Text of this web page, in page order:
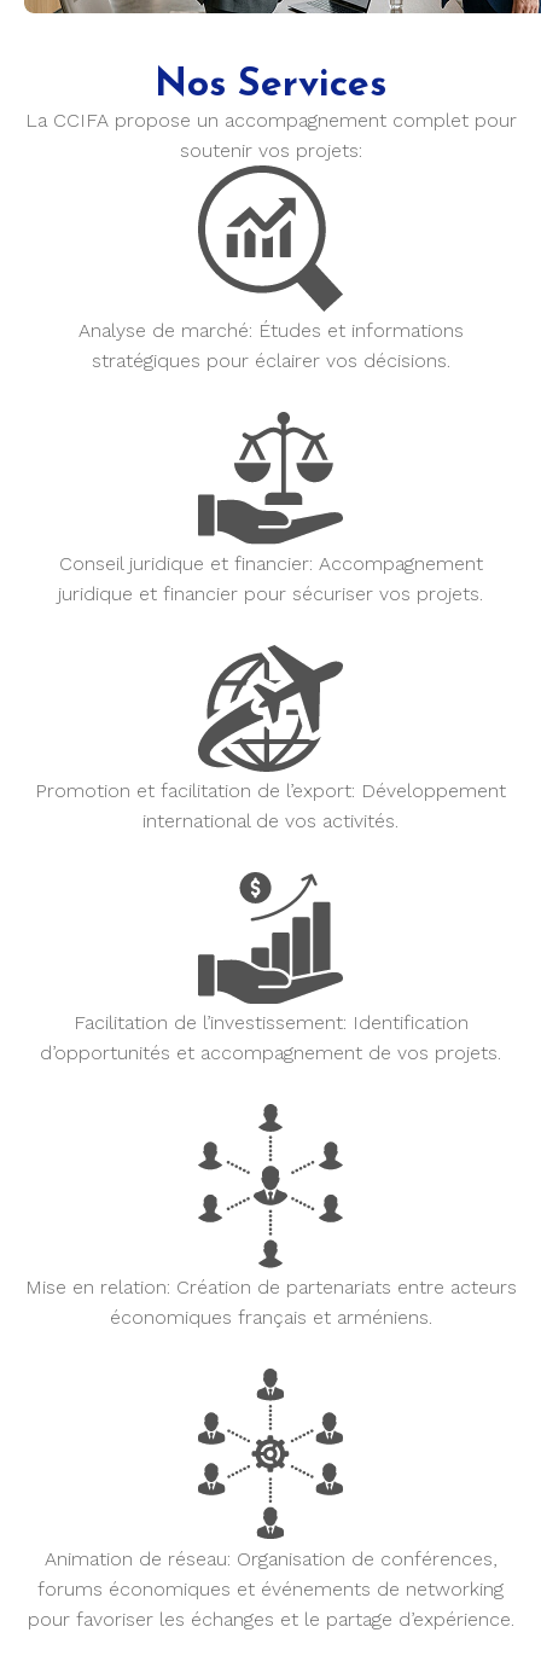
Nos Services
La CCIFA propose un accompagnement complet pour
soutenir vos projets:
Analyse de marché: Études et informations
stratégiques pour éclairer vos décisions.
Conseil juridique et financier: Accompagnement
juridique et financier pour sécuriser vos projets.
Promotion et facilitation de l’export: Développement
international de vos activités.
Facilitation de l’investissement: Identification
d’opportunités et accompagnement de vos projets.
Mise en relation: Création de partenariats entre acteurs
économiques français et arméniens.
Animation de réseau: Organisation de conférences,
forums économiques et événements de networking
pour favoriser les échanges et le partage d’expérience.